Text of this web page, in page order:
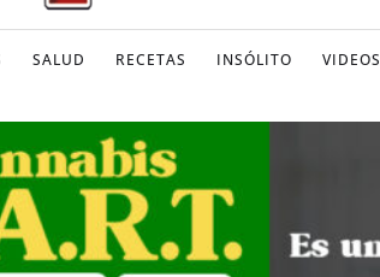
SALUD RECETAS INSÓLITO VIDEOS